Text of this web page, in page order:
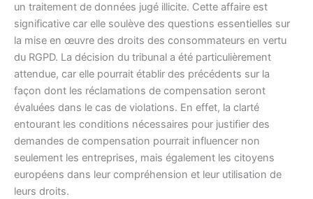
un traitement de données jugé illicite. Cette affaire est
significative car elle soulève des questions essentielles sur
la mise en œuvre des droits des consommateurs en vertu
du RGPD. La décision du tribunal a été particulièrement
attendue, car elle pourrait établir des précédents sur la
façon dont les réclamations de compensation seront
évaluées dans le cas de violations. En effet, la clarté
entourant les conditions nécessaires pour justifier des
demandes de compensation pourrait influencer non
seulement les entreprises, mais également les citoyens
européens dans leur compréhension et leur utilisation de
leurs droits.